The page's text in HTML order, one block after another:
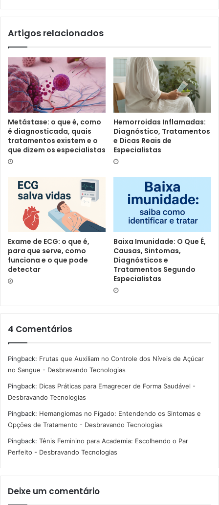
Artigos relacionados
Metástase: o que é, como
é diagnosticada, quais
tratamentos existem e o
que dizem os especialistas
Hemorroidas Inflamadas:
Diagnóstico, Tratamentos
e Dicas Reais de
Especialistas
Exame de ECG: o que é,
para que serve, como
funciona e o que pode
detectar
Baixa Imunidade: O Que É,
Causas, Sintomas,
Diagnósticos e
Tratamentos Segundo
Especialistas
4 Comentários
Pingback: Frutas que Auxiliam no Controle dos Níveis de Açúcar
no Sangue - Desbravando Tecnologias
Pingback: Dicas Práticas para Emagrecer de Forma Saudável -
Desbravando Tecnologias
Pingback: Hemangiomas no Fígado: Entendendo os Sintomas e
Opções de Tratamento - Desbravando Tecnologias
Pingback: Tênis Feminino para Academia: Escolhendo o Par
Perfeito - Desbravando Tecnologias
Deixe um comentário